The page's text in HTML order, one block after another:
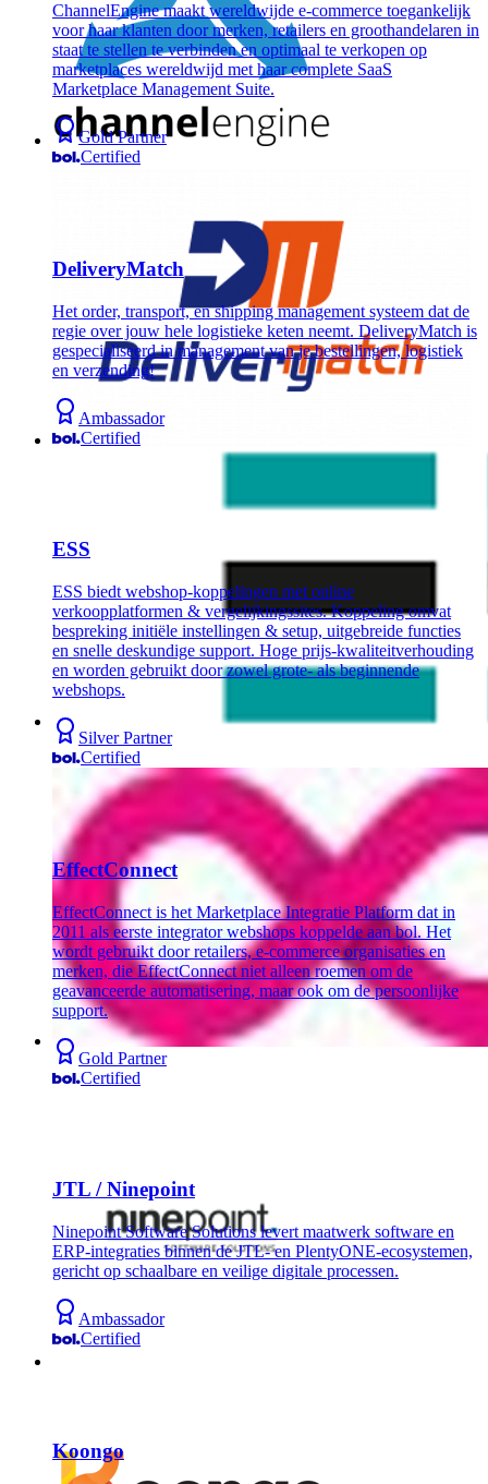
ChannelEngine maakt wereldwijde e-commerce toegankelijk
voor haar klanten door merken, retailers en groothandelaren in
staat te stellen te verbinden en optimaal te verkopen op
marketplaces wereldwijd met haar complete SaaS
Marketplace Management Suite.
Gold Partner
Certified
DeliveryMatch
Het order, transport, en shipping management systeem dat de
regie over jouw hele logistieke keten neemt. DeliveryMatch is
gespecialiseerd in management van je bestellingen, logistiek
en verzending!
Ambassador
Certified
ESS
ESS biedt webshop-koppelingen met online
verkoopplatformen & vergelijkingssites. Koppeling omvat
bespreking initiële instellingen & setup, uitgebreide functies
en snelle deskundige support. Hoge prijs-kwaliteitverhouding
en worden gebruikt door zowel grote- als beginnende
webshops.
Silver Partner
Certified
EffectConnect
EffectConnect is het Marketplace Integratie Platform dat in
2011 als eerste integrator webshops koppelde aan bol. Het
wordt gebruikt door retailers, e-commerce organisaties en
merken, die EffectConnect niet alleen roemen om de
geavanceerde automatisering, maar ook om de persoonlijke
support.
Gold Partner
Certified
JTL / Ninepoint
Ninepoint Software Solutions levert maatwerk software en
ERP-integraties binnen de JTL- en PlentyONE-ecosystemen,
gericht op schaalbare en veilige digitale processen.
Ambassador
Certified
Koongo